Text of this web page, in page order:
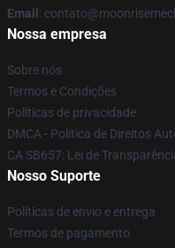
Email :
Nossa empresa
Sobre nós
Termos e Condições
Políticas de privacidade
DMCA - Política de Direitos
CA SB657: Lei de
Nosso Suporte
Políticas de envio e entrega
Termos de pagamento